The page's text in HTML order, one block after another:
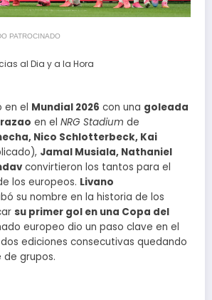
PATROCINADO
al Dia y a la Hora
en el Mundial 2026 con una goleada
en el NRG Stadium de
Nico Schlotterbeck, Kai
Jamal Musiala, Nathaniel
convirtieron los tantos para el
los europeos. Livano
su nombre en la historia de los
su primer gol en una Copa del
europeo dio un paso clave en el
ediciones consecutivas quedando
grupos.